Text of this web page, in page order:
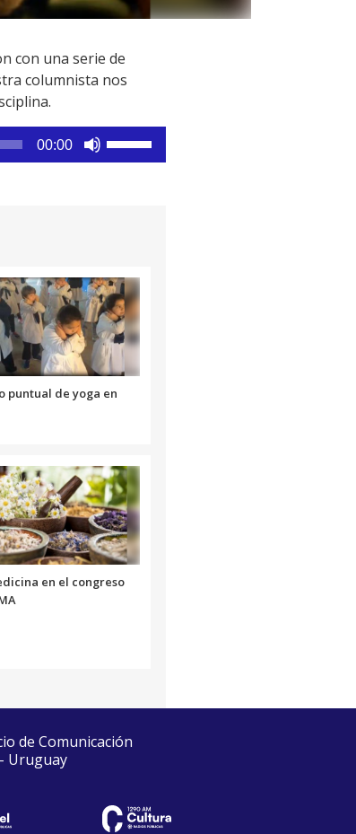
con una serie de
columnista nos
00:00
aumentar
o
disminuir
el
volumen.
puntual de yoga en
en el congreso
de Comunicación
Uruguay